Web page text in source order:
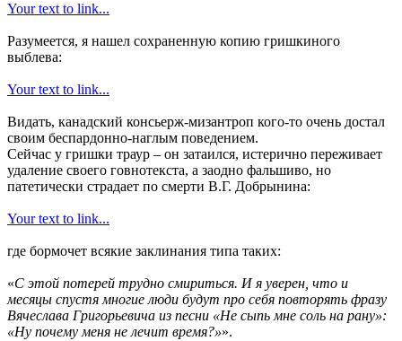
Your text to link...
Разумеется, я нашел сохраненную копию гришкиного
выблева:
Your text to link...
Видать, канадский консьерж-мизантроп кого-то очень достал
своим беспардонно-наглым поведением.
Сейчас у гришки траур – он затаился, истерично переживает
удаление своего говнотекста, а заодно фальшиво, но
патетически страдает по смерти В.Г. Добрынина:
Your text to link...
где бормочет всякие заклинания типа таких:
«С этой потерей трудно смириться. И я уверен, что и
месяцы спустя многие люди будут про себя повторять фразу
Вячеслава Григорьевича из песни «Не сыпь мне соль на рану»:
«Ну почему меня не лечит время?»».